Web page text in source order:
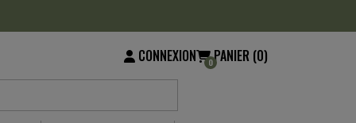
CONNEXION 0PANIER (0)